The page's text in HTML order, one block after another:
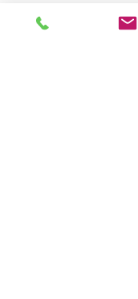
VORES